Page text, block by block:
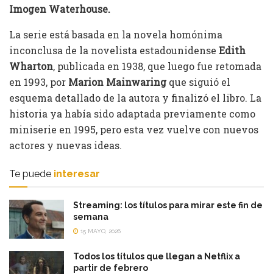
Imogen Waterhouse.
La serie está basada en la novela homónima
inconclusa de la novelista estadounidense Edith
Wharton, publicada en 1938, que luego fue retomada
en 1993, por Marion Mainwaringque siguió el
esquema detallado de la autora y finalizó el libro. La
historia ya había sido adaptada previamente como
miniserie en 1995, pero esta vez vuelve con nuevos
actores y nuevas ideas.
Te puede interesar
Streaming: los títulos para mirar este fin de
semana
15 MAYO, 2026
Todos los títulos que llegan a Netflix a
partir de febrero